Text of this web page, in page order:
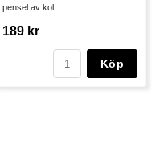
pensel av kol...
189 kr
Köp